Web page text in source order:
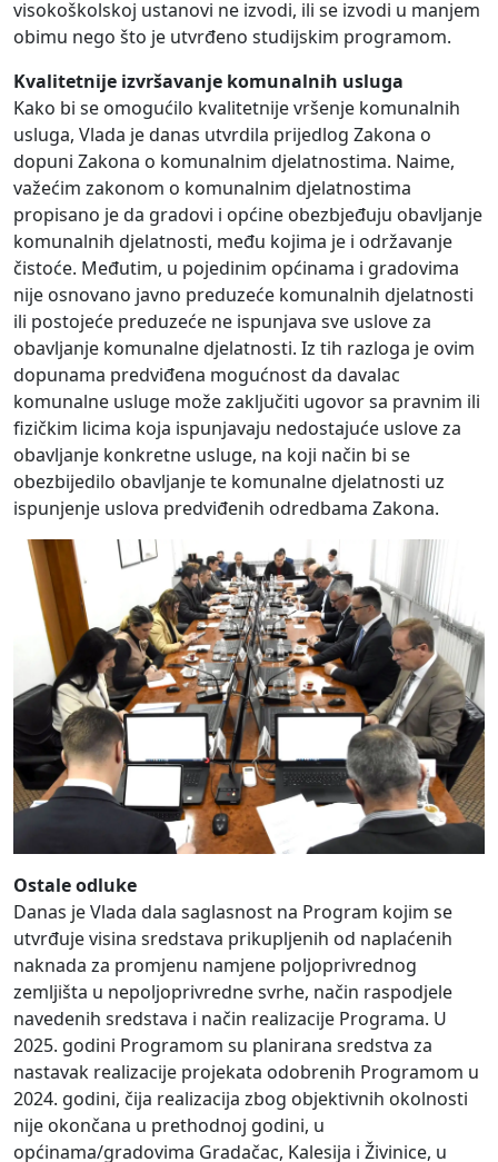
visokoškolskoj ustanovi ne izvodi, ili se izvodi u manjem
obimu nego što je utvrđeno studijskim programom.
Kvalitetnije izvršavanje komunalnih usluga
Kako bi se omogućilo kvalitetnije vršenje komunalnih
usluga, Vlada je danas utvrdila prijedlog Zakona o
dopuni Zakona o komunalnim djelatnostima. Naime,
važećim zakonom o komunalnim djelatnostima
propisano je da gradovi i općine obezbjeđuju obavljanje
komunalnih djelatnosti, među kojima je i održavanje
čistoće. Međutim, u pojedinim općinama i gradovima
nije osnovano javno preduzeće komunalnih djelatnosti
ili postojeće preduzeće ne ispunjava sve uslove za
obavljanje komunalne djelatnosti. Iz tih razloga je ovim
dopunama predviđena mogućnost da davalac
komunalne usluge može zaključiti ugovor sa pravnim ili
fizičkim licima koja ispunjavaju nedostajuće uslove za
obavljanje konkretne usluge, na koji način bi se
obezbijedilo obavljanje te komunalne djelatnosti uz
ispunjenje uslova predviđenih odredbama Zakona.
Ostale odluke
Danas je Vlada dala saglasnost na Program kojim se
utvrđuje visina sredstava prikupljenih od naplaćenih
naknada za promjenu namjene poljoprivrednog
zemljišta u nepoljoprivredne svrhe, način raspodjele
navedenih sredstava i način realizacije Programa. U
2025. godini Programom su planirana sredstva za
nastavak realizacije projekata odobrenih Programom u
2024. godini, čija realizacija zbog objektivnih okolnosti
nije okončana u prethodnoj godini, u
općinama/gradovima Gradačac, Kalesija i Živinice, u